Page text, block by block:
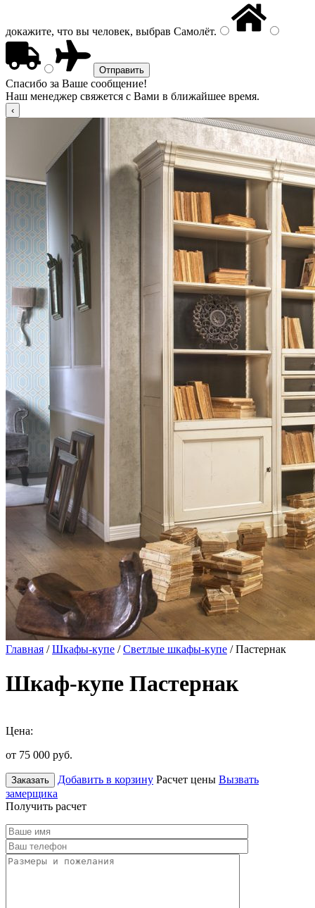
докажите, что вы человек, выбрав Самолёт.
Спасибо за Ваше сообщение!
Наш менеджер свяжется с Вами в ближайшее время.
Главная /Шкафы-купе /Светлые шкафы-купе / Пастернак
Шкаф-купе Пастернак
Цена:
от 75 000 руб.
Заказать Добавить в корзину Расчет цены Вызвать
замерщика
Получить расчет